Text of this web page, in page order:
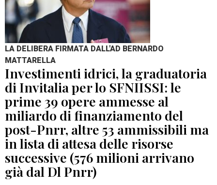
LA DELIBERA FIRMATA DALL'AD BERNARDO
MATTARELLA
Investimenti idrici, la graduatoria
di Invitalia per lo SFNIISSI: le
prime 39 opere ammesse al
miliardo di finanziamento del
post-Pnrr, altre 53 ammissibili ma
in lista di attesa delle risorse
successive (576 milioni arrivano
già dal Dl Pnrr)